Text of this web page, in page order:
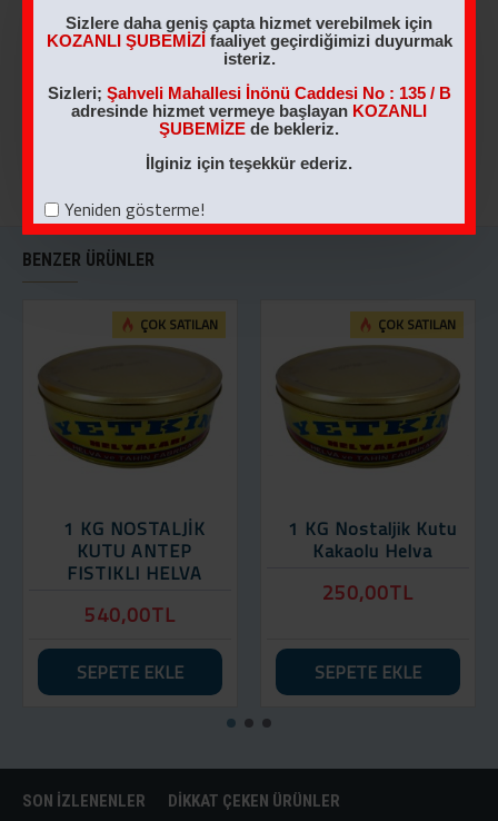
Sizlere daha geniş çapta hizmet verebilmek için
KOZANLI ŞUBEMİZİfaaliyet geçirdiğimizi duyurmak
isteriz.
Sizleri; Şahveli Mahallesi İnönü Caddesi No : 135 / B
adresinde hizmet vermeye başlayan KOZANLI
ŞUBEMİZE de bekleriz.
İlginiz için teşekkür ederiz.
Yeniden gösterme!
KUTU ANTEP
FISTIKLI HELVA
540,00TL
SEPETE EKLE
460,00TL
SEPETE EKLE
BENZER ÜRÜNLER
ÇOK SATILAN
1 KG NOSTALJİK
KUTU ANTEP
FISTIKLI HELVA
540,00TL
SEPETE EKLE
ÇOK SATILAN
1 KG Nostaljik Kutu
Kakaolu Helva
250,00TL
SEPETE EKLE
SON İZLENENLER DIKKAT ÇEKEN ÜRÜNLER